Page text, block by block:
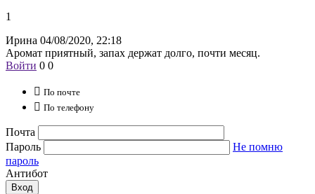
1
Ирина 04/08/2020, 22:18
Аромат приятный, запах держат долго, почти месяц.
Войти 0 0
 По почте
 По телефону
Почта
Пароль
Не помню
пароль
Антибот
Вход